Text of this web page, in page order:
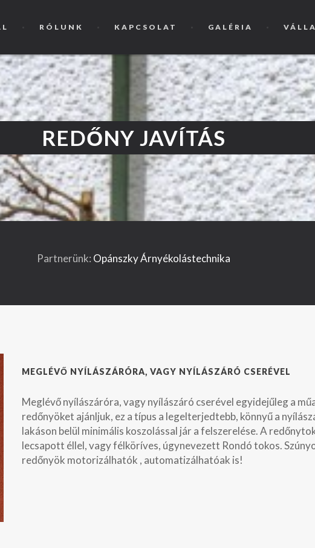
RÓLUNK KAPCSOLAT GALÉRIA
REDŐNY JAVÍTÁS
Partnerünk: Opánszky Árnyékolástechnika
MEGLÉVŐ NYÍLÁSZÁRÓRA, VAGY NYÍLÁSZÁRÓ CSERÉVEL
Meglévő nyílászáróra, vagy nyílászáró cserével egyidejűleg a
redőnyöket ajánljuk, ez a típus a legelterjedtebb, könnyű a
lakáson belül minimális koszolással jár a felszerelése. A
lecsapott éllel, vagy félköríves, úgynevezett Rondó tokos.
redőnyök motorizálhatók , automatizálhatóak is!